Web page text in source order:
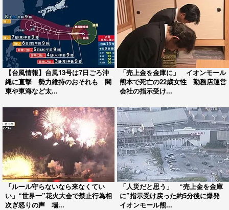
【台風情報】台風13号は7日ごろ沖
縄に直撃 勢力維持のおそれも 関
東や東海など太...
「売上金を金庫に」 イオンモール
熊本で死亡の22歳女性 勤務店運営
会社の指示受け...
「ルール守らないなら来なくてい
い」“世界一”花火大会で禁止行為相
次ぎ怒りの声 場...
「人災だと思う」 “売上金を金庫
に”指示受け戻った約5分後に爆発
イオンモール熊...